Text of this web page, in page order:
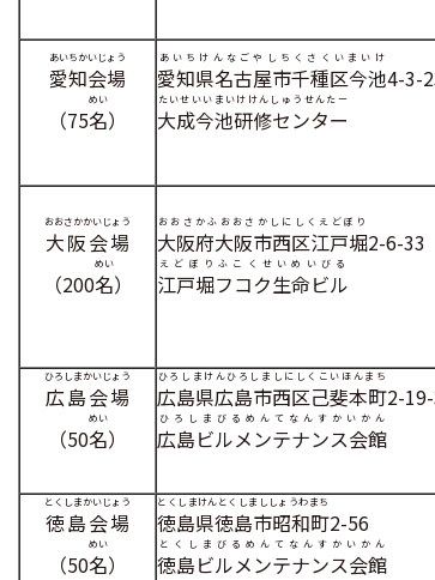
愛知会場
あいちかいじょう
（75名
めい
）
愛知県名古屋市千種区今池
あいちけんなごやしちくさくいまいけ
4-3-
大成今池研修センター
たいせいいまいけけんしゅうせんたー
大阪会場
おおさかかいじょう
（200名
めい
）
大阪府大阪市西区江戸堀
おおさかふおおさかしにしくえどぼり
2-6-33
江戸堀フコク生命ビル
えどぼりふこくせいめいびる
広島会場
ひろしまかいじょう
（50名
めい
）
広島県広島市西区己斐本町
ひろしまけんひろしましにしくこいほんまち
2-
広島ビルメンテナンス会館
ひろしまびるめんてなんすかいかん
徳島会場
とくしまかいじょう
（50名
めい
）
徳島県徳島市昭和町
とくしまけんとくしまししょうわまち
2-56
徳島ビルメンテナンス会館
とくしまびるめんてなんすかいかん